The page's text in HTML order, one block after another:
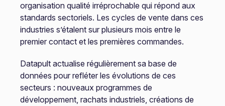
organisation qualité irréprochable qui répond aux
standards sectoriels. Les cycles de vente dans ces
industries s’étalent sur plusieurs mois entre le
premier contact et les premières commandes.
Datapult actualise régulièrement sa base de
données pour refléter les évolutions de ces
secteurs : nouveaux programmes de
développement, rachats industriels, créations de